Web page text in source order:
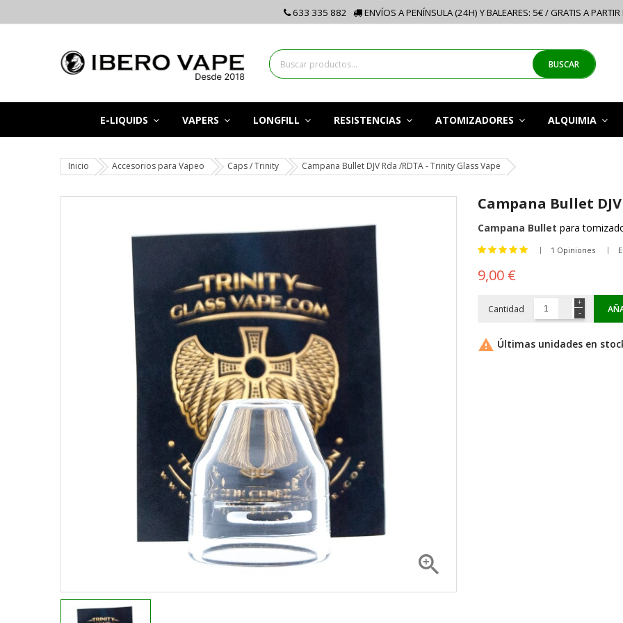
633 335 882 ENVÍOS A PENÍNSULA (24H) Y BALEARES: 5€ / GRATIS A
BUSCAR
E-LIQUIDS VAPERS LONGFILL RESISTENCIAS ATOMIZADORES ALQUIMIA
Inicio Accesorios para Vapeo Caps / Trinity Campana Bullet DJV Rda /RDTA - Trinity Glass Vape

Campana Bullet
Campana Bullet para
1 Opiniones
9,00 €
Cantidad
 Últimas unidades en